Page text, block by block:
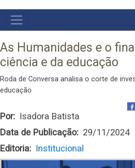
NAVEGADOR
PRINCIPAL
As Humanidades e o
ciência e da educação
Roda de Conversa analisa o corte de
educação
Por
Isadora Batista
Data de Publicação
29/11/2024
Editoria
Institucional